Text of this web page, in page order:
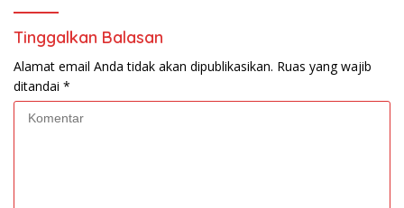
Tinggalkan Balasan
Alamat email Anda tidak akan dipublikasikan. Ruas yang wajib
ditandai *